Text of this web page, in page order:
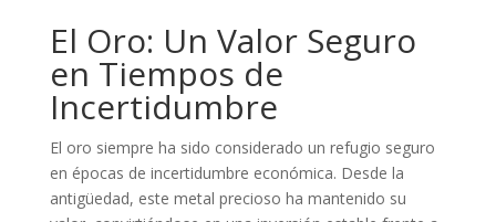
El Oro: Un Valor Seguro
en Tiempos de
Incertidumbre
El oro siempre ha sido considerado un refugio seguro
en épocas de incertidumbre económica. Desde la
antigüedad, este metal precioso ha mantenido su